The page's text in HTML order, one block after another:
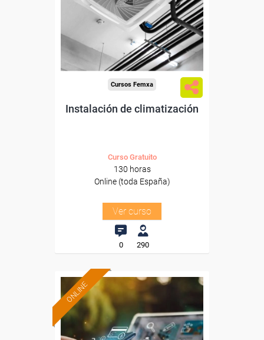
trabajadores y autónomos.
Sector
-Metal.
Cursos Femxa
Instalación de climatización
Curso Gratuito
130 horas
Online (toda España)
Ver curso
0 290
ONLINE
Formación 100%
subvencionada.